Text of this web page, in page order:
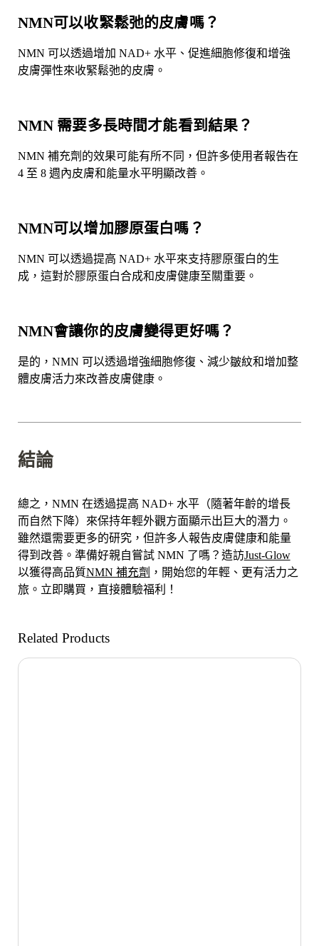
NMN可以收緊鬆弛的皮膚嗎？
NMN 可以透過增加 NAD+ 水平、促進細胞修復和增強
皮膚彈性來收緊鬆弛的皮膚。
NMN 需要多長時間才能看到結果？
NMN 補充劑的效果可能有所不同，但許多使用者報告在
4 至 8 週內皮膚和能量水平明顯改善。
NMN可以增加膠原蛋白嗎？
NMN 可以透過提高 NAD+ 水平來支持膠原蛋白的生
成，這對於膠原蛋白合成和皮膚健康至關重要。
NMN會讓你的皮膚變得更好嗎？
是的，NMN 可以透過增強細胞修復、減少皺紋和增加整
體皮膚活力來改善皮膚健康。
結論
總之，NMN 在透過提高 NAD+ 水平（隨著年齡的增長
而自然下降）來保持年輕外觀方面顯示出巨大的潛力。
雖然還需要更多的研究，但許多人報告皮膚健康和能量
得到改善。準備好親自嘗試 NMN 了嗎？造訪Just-Glow
以獲得高品質NMN 補充劑 ，開始您的年輕、更有活力之
旅。立即購買，直接體驗福利！
Related Products